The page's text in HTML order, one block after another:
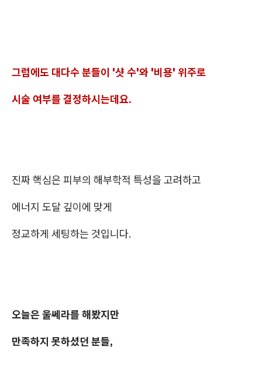
그럼에도 대다수 분들이 '샷 수'와 '비용' 위주로
시술 여부를 결정하시는데요.
진짜 핵심은 피부의 해부학적 특성을 고려하고
에너지 도달 깊이에 맞게
정교하게 세팅하는 것입니다.
오늘은 울쎄라를 해봤지만
만족하지 못하셨던 분들,